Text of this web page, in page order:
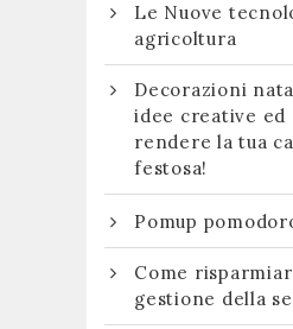
Le Nuove
agricoltura
Decorazioni
idee creative ed
rendere la tua
festosa!
Pomup
Come
gestione della